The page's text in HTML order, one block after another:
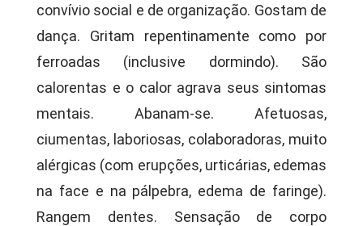
convívio social e de organização. Gostam de
dança. Gritam repentinamente como por
ferroadas (inclusive dormindo). São
calorentas e o calor agrava seus sintomas
mentais. Abanam-se. Afetuosas,
ciumentas, laboriosas, colaboradoras, muito
alérgicas (com erupções, urticárias, edemas
na face e na pálpebra, edema de faringe).
Rangem dentes. Sensação de corpo